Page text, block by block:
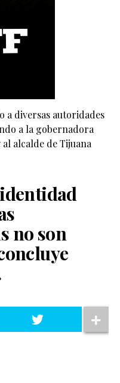
diversas autoridades
a la gobernadora
alcalde de Tijuana
no son